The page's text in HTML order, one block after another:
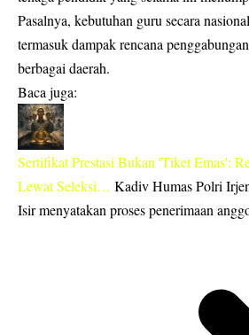
Pasalnya, kebutuhan guru secara
termasuk dampak rencana
berbagai daerah.
Baca juga:
Sertifikat Prestasi Bukan 'Tiket Emas':
Lewat Seleksi… Kadiv Humas Polri
Isir menyatakan proses penerimaan